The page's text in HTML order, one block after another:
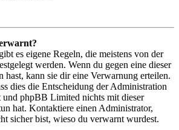
es eigene Regeln, die meistens von der
werden. Wenn du gegen eine dieser
hast, kann sie dir eine Verwarnung erteilen.
dies die Entscheidung der Administration
und phpBB Limited nichts mit dieser
hat. Kontaktiere einen Administrator,
sicher bist, wieso du verwarnt wurdest.